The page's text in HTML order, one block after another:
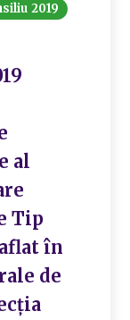
2019
al
Tip
în
de